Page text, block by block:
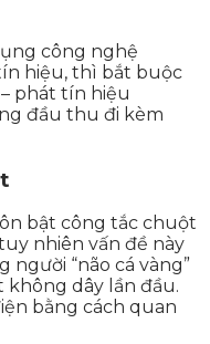
công nghệ
hiệu, thì bắt buộc
phát tín hiệu
đầu thu đi kèm
bật công tắc chuột
nhiên vấn đề này
người “não cá vàng”
không dây lần đầu.
bằng cách quan